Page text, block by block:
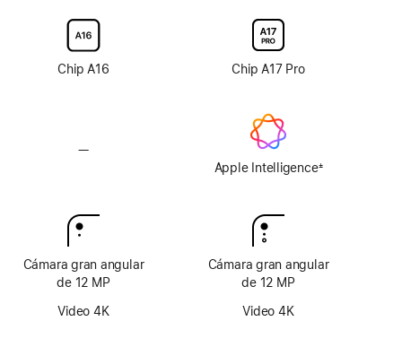
pantalla
de
vidrio
Chip A16
—Sin
Cámara gran angular
de 12 MP
Video 4K
pantalla
de
vidrio
Chip A17 Pro
Apple Intelligence±
Cámara gran angular
de 12 MP
Video 4K